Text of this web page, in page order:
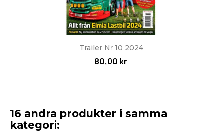
Trailer Nr 10 2024
80,00 kr
16 andra produkter i samma
kategori: